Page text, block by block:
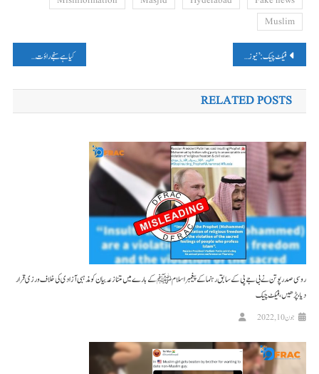
Muslim
پوسٹوں
کی
نیویگیشن
فیکٹ چیک:’ نیوز نیشن‘کے اینکر نے کیا مسلم خواتین کے بارے میں راشٹرگان کی توہین کرنے کا گمراہ کن دعویٰ کیا ہے سنجے راؤت کے روتے ہوئے ویڈیو کی حقیقیت؟ پڑھیں، فیکٹ چیک
RELATED POSTS
روسی صدر پوتن نے بی جے پی کے سابق رہنما کے پیغمبر اسلام ﷺ کے بارے میں متنازعہ بیان کو مذہبی آزادی کی خلاف ورزی قرار
دیا، پڑھیں، فیکٹ چیک
جون 10, 2022